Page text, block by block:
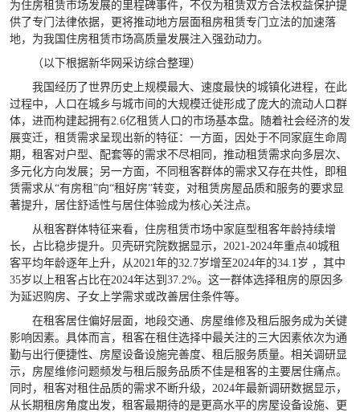
为住房租赁市场发展的里程碑事件，不仅为租赁双方合法权益保护提
供了专门法律依据，更将推动地方层面租房租赁专门立法的加速落
地，为我国住房租赁市场高质量发展注入强劲动力。
（以下根据新华网采访综合整理）
我国经历了世界历史上规模最大、速度最快的城镇化进程，在此
过程中，人口在城乡与城市间的大规模迁徙形成了庞大的流动人口群
体，进而构建起拥有2.6亿租赁人口的市场基本盘。随着社会经济的发
展变迁，租赁需求呈现出新的特征：一方面，因处于不同家庭生命周
期，租客对户型、配套等的需求不尽相同，推动租赁需求向多层次、
多元化方向发展；另一方面，不同租客群体的需求又存在共性，即租
赁需求从“有房租”向“租好房”转变，对租赁房屋品质和服务的要求显
著提升，居住舒适性与居住体验成为核心关注点。
从租客群体特征来看，住房租赁市场中家庭型租客年龄持续增
长，占比稳步提升。贝壳研究院数据显示，2021-2024年重点40城租
客平均年龄逐年上升，从2021年的32.7岁增至2024年的34.1岁 ，其中
35岁以上租客占比在2024年达到37.2%。这一群体选择租房的原因多
为延迟购房、子女上学需求或改善居住条件等。
在租客居住偏好层面，地段交通、房屋维修及租后服务成为关键
影响因素。具体而言，租客在租住选择中最关注的三大因素依次为通
勤与出行便捷性、房屋设备设施完善度、租后服务质量。相关调研显
示，房屋维修问题频发与租后服务品质不佳是租客的主要居住痛点。
同时，租客对租住品质的需求不断升级，2024年最新调研数据显示，
从长期租房角度出发，租客最期待的是更高水平的房屋设备设施、更